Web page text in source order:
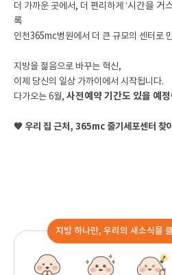
더 가까운 곳에서, 더 편리하게 ‘시간을 거
록
인천365mc병원에서 더 큰 규모의 센터로
지방을 젊음으로 바꾸는 혁신,
이제 당신의 일상 가까이에서 시작됩니다.
다가오는 6월, 사전예약 기간도 있을 예
🧡 우리 집 근처, 365mc 줄기세포센터 찾
지방 하나만, 우리의 새소식을